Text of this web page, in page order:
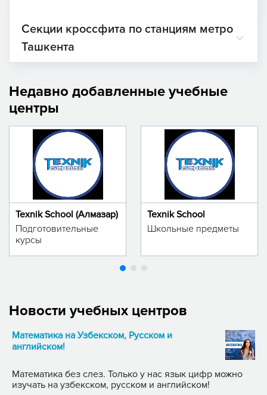
Секции кроссфита по станциям метро
Ташкента
Недавно добавленные учебные
центры
Texnik School (Алмазар)
Подготовительные
курсы
Texnik School
Школьные предметы
Новости учебных центров
Математика на Узбекском, Русском и
английском!
Математика без слез. Только у нас язык цифр можно
изучать на узбекском, русском и английском!